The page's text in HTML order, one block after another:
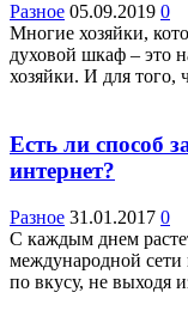
Разное 05.09.2019 0
Многие хозяйки,
духовой шкаф – это
хозяйки. И для того,
Есть ли способ
интернет?
Разное 31.01.2017 0
С каждым днем
международной сети
по вкусу, не выходя